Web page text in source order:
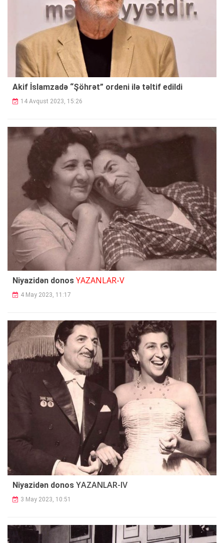
Akif İslamzadə “Şöhrət” ordeni ilə təltif edildi
14 Avqust 2023, 15:26
Niyazidən donos YAZANLAR-V
4 May 2023, 11:17
Niyazidən donos YAZANLAR-IV
3 May 2023, 10:51